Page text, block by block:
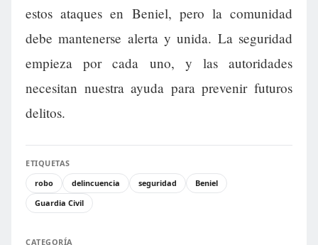
estos ataques en Beniel, pero la comunidad
debe mantenerse alerta y unida. La seguridad
empieza por cada uno, y las autoridades
necesitan nuestra ayuda para prevenir futuros
delitos.
ETIQUETAS
robo
delincuencia seguridad
Beniel
Guardia Civil
CATEGORÍA